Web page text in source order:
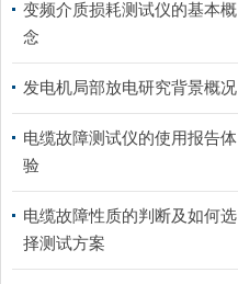
变频介质损耗测试仪的基本概
念
发电机局部放电研究背景概况
电缆故障测试仪的使用报告体
验
电缆故障性质的判断及如何选
择测试方案